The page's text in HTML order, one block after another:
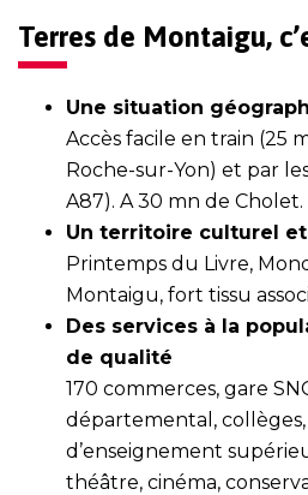
Terres de Montaigu,
Une situation
Accès facile en train (25
Roche-sur-Yon) et par
A87). A 30 mn de Cholet.
Un territoire culturel
Printemps du Livre,
Montaigu, fort tissu
Des services à la
de qualité
170 commerces, gare
départemental,
d’enseignement
théâtre, cinéma,